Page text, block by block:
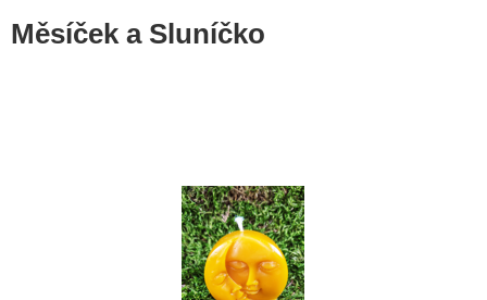
Měsíček a Sluníčko